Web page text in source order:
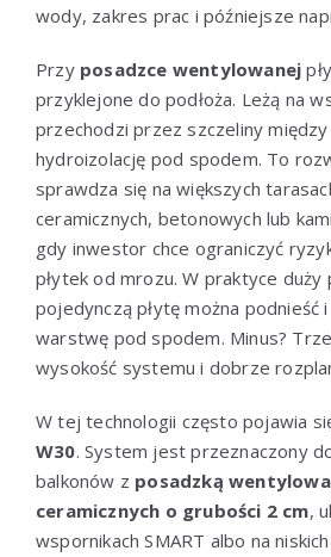
wody, zakres prac i późniejsze
Przy posadzce wentylowanej
przyklejone do podłoża. Leżą na
przechodzi przez szczeliny między
hydroizolację pod spodem. To
sprawdza się na większych
ceramicznych, betonowych lub
gdy inwestor chce ograniczyć
płytek od mrozu. W praktyce duży
pojedynczą płytę można podnieść
warstwę pod spodem. Minus?
wysokość systemu i dobrze
W tej technologii często pojawia
W30. System jest przeznaczony
balkonów z posadzką
ceramicznych o grubości 2 cm,
wspornikach SMART albo na